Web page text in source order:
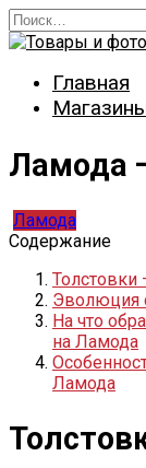
Перейти
к
Search
for:
Главная
Ламода
Ламода
Содержание
Эволюция
На что
на Ламода
Ламода